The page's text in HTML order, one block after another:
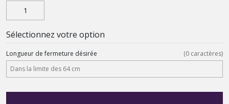
Sélectionnez votre option
Longueur de fermeture désirée (0 caractères)